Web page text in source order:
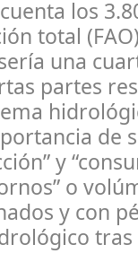
los
total
una
partes
de
y
o
y con
tras